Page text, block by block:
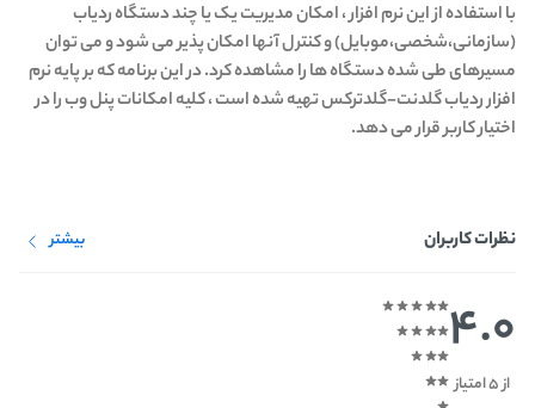
با استفاده از این نرم افزار ، امکان مدیریت یک یا چند دستگاه ردیاب
(سازمانی،شخصی،موبایل) و کنترل آنها امکان پذیر می شود و می توان
مسیرهای طی شده دستگاه ها را مشاهده کرد. در این برنامه که بر پایه نرم
افزار ردیاب گلدنت-گلدترکس تهیه شده است ، کلیه امکانات پنل وب را در
اختیار کاربر قرار می دهد.
نظرات کاربران بیشتر
4.0
از 5 امتیاز